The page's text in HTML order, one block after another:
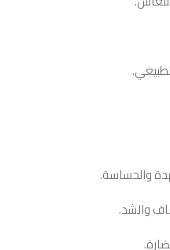
والحساسة.
والشد.